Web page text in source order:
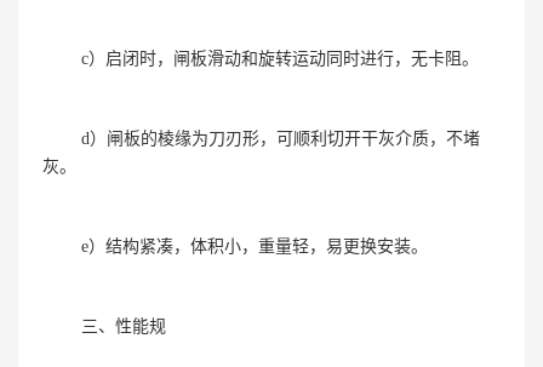
c）启闭时，闸板滑动和旋转运动同时进行，无卡阻。
d）闸板的棱缘为刀刃形，可顺利切开干灰介质，不堵
灰。
e）结构紧凑，体积小，重量轻，易更换安装。
三、性能规